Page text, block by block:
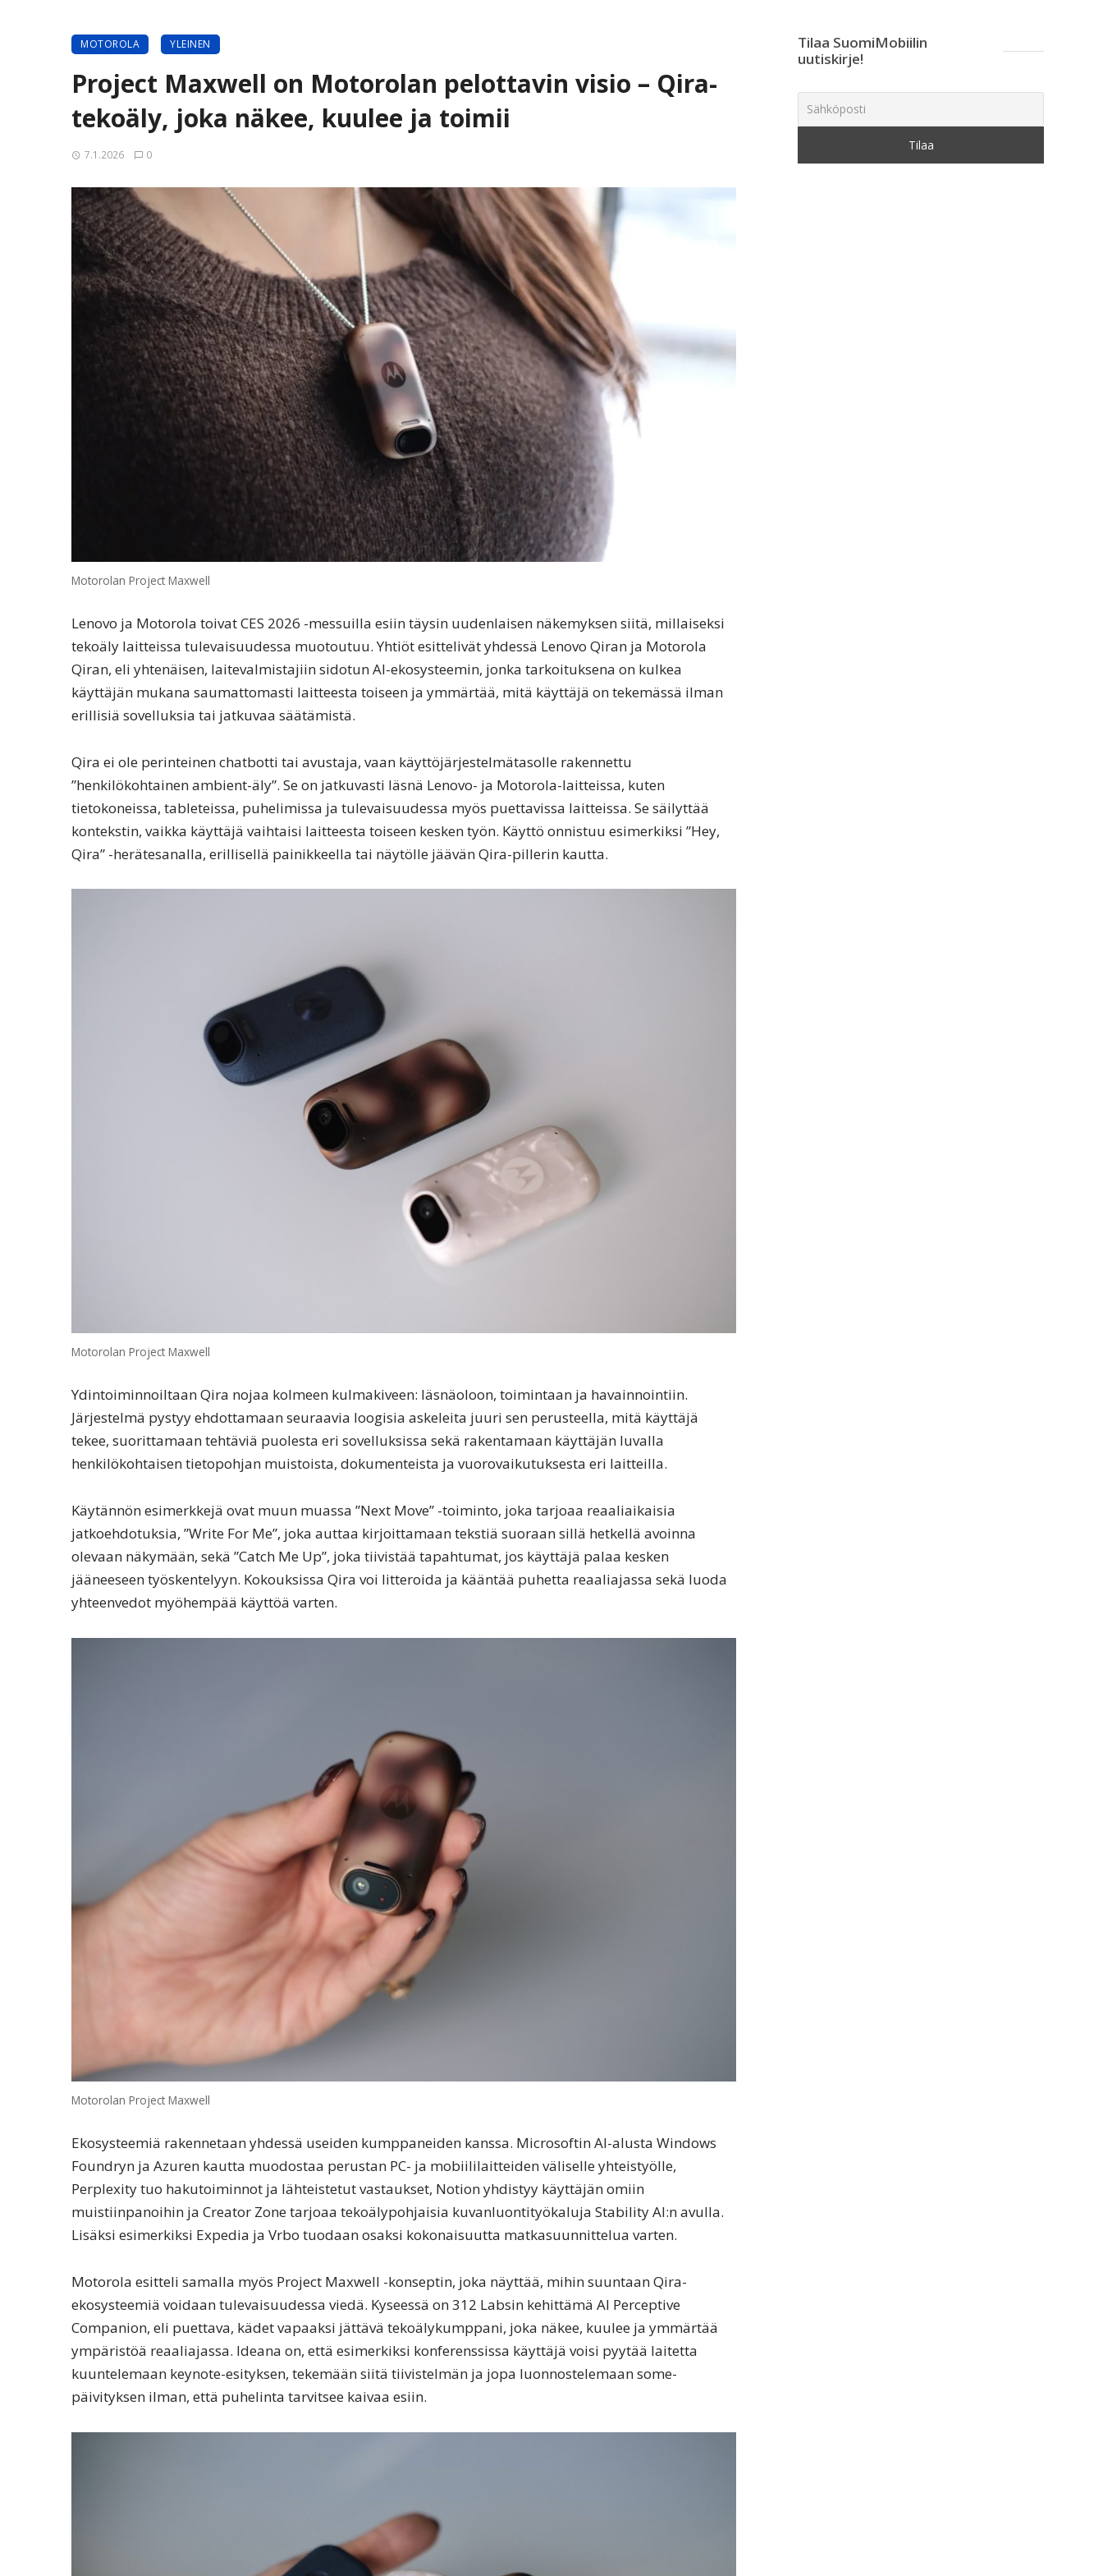
MOTOROLA YLEINEN
Project Maxwell on Motorolan pelottavin visio – Qira-
tekoäly, joka näkee, kuulee ja toimii
7.1.2026 0
Motorolan Project Maxwell
Lenovo ja Motorola toivat CES 2026 -messuilla esiin täysin uudenlaisen näkemyksen siitä, millaiseksi
tekoäly laitteissa tulevaisuudessa muotoutuu. Yhtiöt esittelivät yhdessä Lenovo Qiran ja Motorola
Qiran, eli yhtenäisen, laitevalmistajiin sidotun AI-ekosysteemin, jonka tarkoituksena on kulkea
käyttäjän mukana saumattomasti laitteesta toiseen ja ymmärtää, mitä käyttäjä on tekemässä ilman
erillisiä sovelluksia tai jatkuvaa säätämistä.
Qira ei ole perinteinen chatbotti tai avustaja, vaan käyttöjärjestelmätasolle rakennettu
”henkilökohtainen ambient-äly”. Se on jatkuvasti läsnä Lenovo- ja Motorola-laitteissa, kuten
tietokoneissa, tableteissa, puhelimissa ja tulevaisuudessa myös puettavissa laitteissa. Se säilyttää
kontekstin, vaikka käyttäjä vaihtaisi laitteesta toiseen kesken työn. Käyttö onnistuu esimerkiksi ”Hey,
Qira” -herätesanalla, erillisellä painikkeella tai näytölle jäävän Qira-pillerin kautta.
Motorolan Project Maxwell
Ydintoiminnoiltaan Qira nojaa kolmeen kulmakiveen: läsnäoloon, toimintaan ja havainnointiin.
Järjestelmä pystyy ehdottamaan seuraavia loogisia askeleita juuri sen perusteella, mitä käyttäjä
tekee, suorittamaan tehtäviä puolesta eri sovelluksissa sekä rakentamaan käyttäjän luvalla
henkilökohtaisen tietopohjan muistoista, dokumenteista ja vuorovaikutuksesta eri laitteilla.
Käytännön esimerkkejä ovat muun muassa ”Next Move” -toiminto, joka tarjoaa reaaliaikaisia
jatkoehdotuksia, ”Write For Me”, joka auttaa kirjoittamaan tekstiä suoraan sillä hetkellä avoinna
olevaan näkymään, sekä ”Catch Me Up”, joka tiivistää tapahtumat, jos käyttäjä palaa kesken
jääneeseen työskentelyyn. Kokouksissa Qira voi litteroida ja kääntää puhetta reaaliajassa sekä luoda
yhteenvedot myöhempää käyttöä varten.
Motorolan Project Maxwell
Ekosysteemiä rakennetaan yhdessä useiden kumppaneiden kanssa. Microsoftin AI-alusta Windows
Foundryn ja Azuren kautta muodostaa perustan PC- ja mobiililaitteiden väliselle yhteistyölle,
Perplexity tuo hakutoiminnot ja lähteistetut vastaukset, Notion yhdistyy käyttäjän omiin
muistiinpanoihin ja Creator Zone tarjoaa tekoälypohjaisia kuvanluontityökaluja Stability AI:n avulla.
Lisäksi esimerkiksi Expedia ja Vrbo tuodaan osaksi kokonaisuutta matkasuunnittelua varten.
Motorola esitteli samalla myös Project Maxwell -konseptin, joka näyttää, mihin suuntaan Qira-
ekosysteemiä voidaan tulevaisuudessa viedä. Kyseessä on 312 Labsin kehittämä AI Perceptive
Companion, eli puettava, kädet vapaaksi jättävä tekoälykumppani, joka näkee, kuulee ja ymmärtää
ympäristöä reaaliajassa. Ideana on, että esimerkiksi konferenssissa käyttäjä voisi pyytää laitetta
kuuntelemaan keynote-esityksen, tekemään siitä tiivistelmän ja jopa luonnostelemaan some-
päivityksen ilman, että puhelinta tarvitsee kaivaa esiin.
Tilaa SuomiMobiilin
uutiskirje!